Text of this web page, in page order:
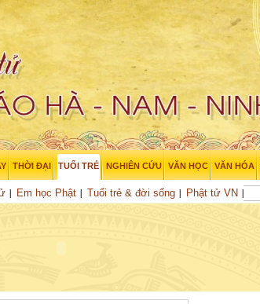
THỜI ĐẠI TUỔI TRẺ
Em học Phật Tuổi trẻ & đời sống Phật tử VN
NGHIÊN CỨU VĂN HỌC VĂN HÓA